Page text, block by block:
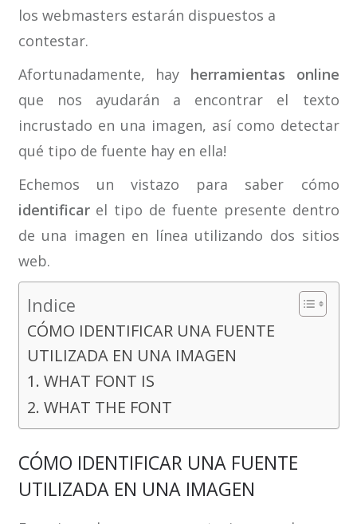
los webmasters estarán dispuestos a
contestar.
Afortunadamente, hay herramientas online
que nos ayudarán a encontrar el texto
incrustado en una imagen, así como detectar
qué tipo de fuente hay en ella!
Echemos un vistazo para saber cómo
identificarel tipo de fuente presente dentro
de una imagen en línea utilizando dos sitios
web.
Indice
CÓMO IDENTIFICAR UNA FUENTE
UTILIZADA EN UNA IMAGEN
1. WHAT FONT IS
2. WHAT THE FONT
CÓMO IDENTIFICAR UNA FUENTE
UTILIZADA EN UNA IMAGEN